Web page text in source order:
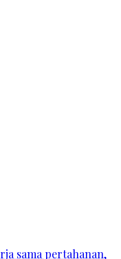
sama pertahanan,